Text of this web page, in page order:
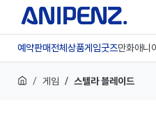
예약판매전체상품게임굿즈만화애니
게임 스텔라 블레이드